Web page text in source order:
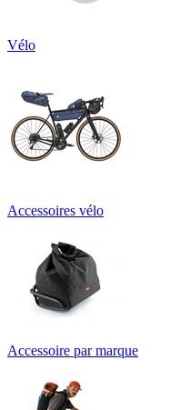
Vélo
Accessoires vélo
Accessoire par marque